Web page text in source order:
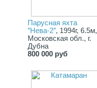
Парусная яхта
″Нева-2″, 1994г, 6.5м,
Московская обл., г.
Дубна
800 000 руб